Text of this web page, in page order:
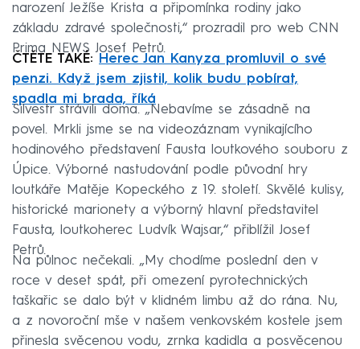
narození Ježíše Krista a připomínka rodiny jako
základu zdravé společnosti,“ prozradil pro web CNN
Prima NEWS Josef Petrů.
ČTĚTE TAKÉ:
Herec Jan Kanyza promluvil o své
penzi. Když jsem zjistil, kolik budu pobírat,
spadla mi brada, říká
Silvestr strávili doma. „Nebavíme se zásadně na
povel. Mrkli jsme se na videozáznam vynikajícího
hodinového představení Fausta loutkového souboru z
Úpice. Výborné nastudování podle původní hry
loutkáře Matěje Kopeckého z 19. století. Skvělé kulisy,
historické marionety a výborný hlavní představitel
Fausta, loutkoherec Ludvík Wajsar,“ přiblížil Josef
Petrů.
Na půlnoc nečekali. „My chodíme poslední den v
roce v deset spát, při omezení pyrotechnických
taškařic se dalo být v klidném limbu až do rána. Nu,
a z novoroční mše v našem venkovském kostele jsem
přinesla svěcenou vodu, zrnka kadidla a posvěcenou